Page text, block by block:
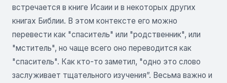
встречается в книге Исаии и в некоторых других
книгах Библии. В этом контексте его можно
перевести как "спаситель" или "родственник", или
"мститель", но чаще всего оно переводится как
"спаситель". Как кто-то заметил, "одно это слово
заслуживает тщательного изучения”. Весьма важно и